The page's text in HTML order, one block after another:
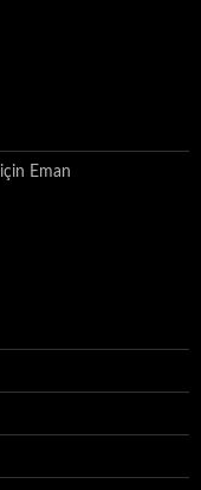
için Eman